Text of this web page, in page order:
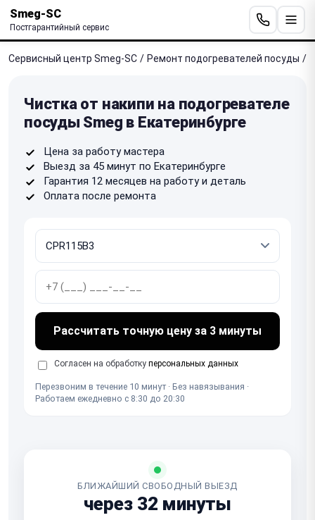
Smeg-SC
Постгарантийный сервис
Сервисный центр Smeg-SC / Ремонт подогревателей посуды /
Чистка от накипи на подогревателе
посуды Smeg в Екатеринбурге
Цена за работу мастера
Выезд за 45 минут по Екатеринбурге
Гарантия 12 месяцев на работу и деталь
Оплата после ремонта
Рассчитать точную цену за 3 минуты
Согласен на обработку персональных данных
Перезвоним в течение 10 минут · Без навязывания ·
Работаем ежедневно с 8:30 до 20:30
БЛИЖАЙШИЙ СВОБОДНЫЙ ВЫЕЗД
через 32 минуты